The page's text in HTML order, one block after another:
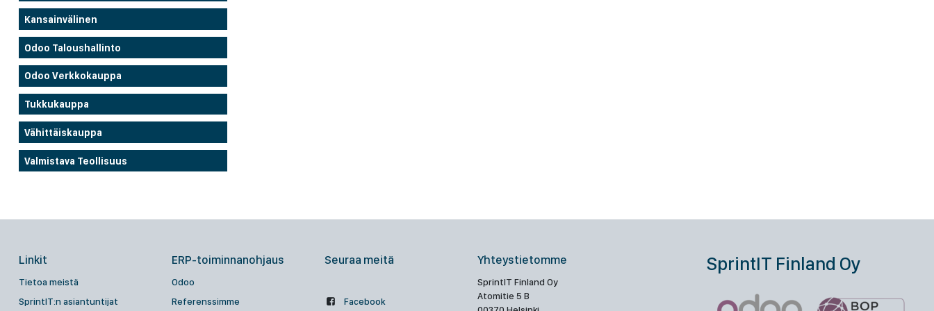
Kansainvälinen
Odoo Taloushallinto
Odoo Verkkokauppa
Tukkukauppa
Vähittäiskauppa
Valmistava Teollisuus
Linkit
Tietoa meistä
SprintIT:n asiantuntijat
ERP-toiminnanohjaus
Odoo
Referenssimme
Seuraa meitä
Facebook
Yhteystietomme
SprintIT Finland Oy
Atomitie 5 B
SprintIT Finland Oy